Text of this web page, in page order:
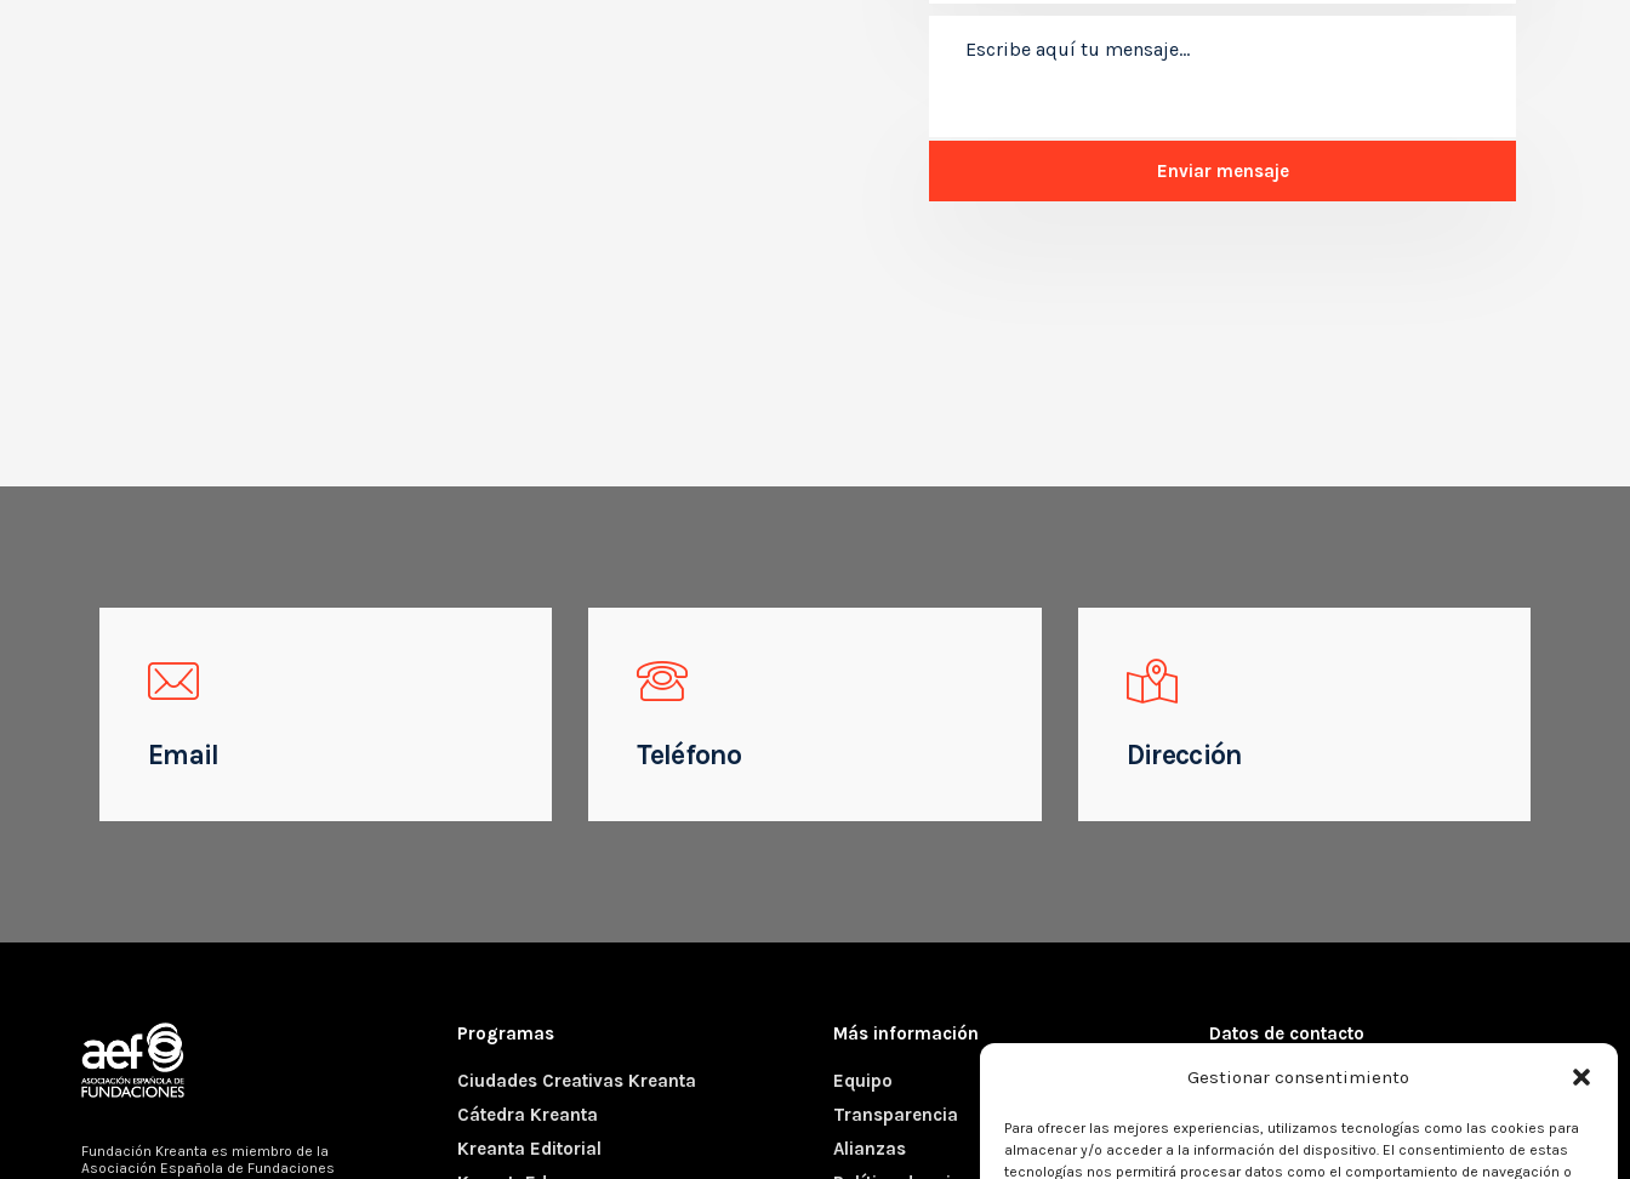
Gestionar consentimiento
Para ofrecer las mejores experiencias, utilizamos tecnologías como las cookies para
almacenar y/o acceder a la información del dispositivo. El consentimiento de estas
tecnologías nos permitirá procesar datos como el comportamiento de navegación o
Email Teléfono Dirección
Fundación Kreanta es miembro de la
Asociación Española de Fundaciones
Programas
Ciudades Creativas Kreanta
Cátedra Kreanta
Kreanta Editorial
Más información
Equipo
Transparencia
Alianzas
Datos de contacto
Dirección:Córcega 102, 5º 1ª
Teléfono:+34 934 301 427
Email:info@kreanta.org